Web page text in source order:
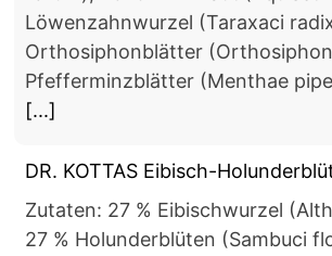
Löwenzahnwurzel (Taraxaci
Orthosiphonblätter
Pfefferminzblätter (Menthae
[...]
DR. KOTTAS Eibisch-
Zutaten: 27 % Eibischwurzel
27 % Holunderblüten (Sambuci